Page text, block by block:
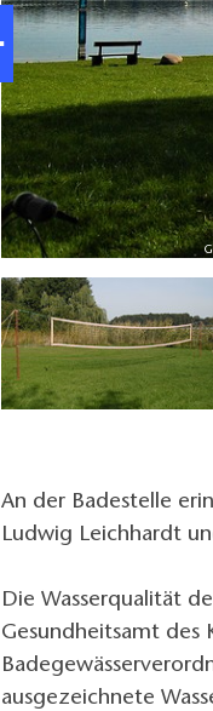
An der Badestelle
Ludwig Leichhardt
Die Wasserqualität
Gesundheitsamt des
ausgezeichnete